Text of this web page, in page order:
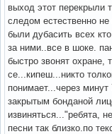
выход этот перекрыли
следом естественно не
были дубасить всех
за ними..все в шоке.
быстро звонят охране,
се...кипеш...никто
понимает...через минут
закрытым бонданой
извиняться..."ребята,
песни так близко.по